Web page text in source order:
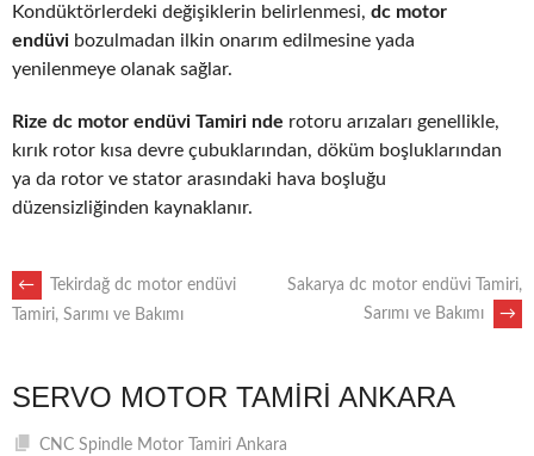
Kondüktörlerdeki değişiklerin belirlenmesi, dc motor
endüvi bozulmadan ilkin onarım edilmesine yada
yenilenmeye olanak sağlar.
Rize dc motor endüvi Tamiri nde rotoru arızaları genellikle,
kırık rotor kısa devre çubuklarından, döküm boşluklarından
ya da rotor ve stator arasındaki hava boşluğu
düzensizliğinden kaynaklanır.
POST
←
Tekirdağ dc motor endüvi
Tamiri, Sarımı ve Bakımı
Sakarya dc motor endüvi Tamiri,
Sarımı ve Bakımı
→
SERVO MOTOR TAMIRI ANKARA
CNC Spindle Motor Tamiri Ankara